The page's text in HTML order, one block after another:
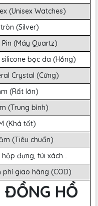
(Unisex Watches)
(Silver)
Pin (Máy Quartz)
bọc da (Hồng)
Crystal (Cứng)
(Rất lớn)
(Trung bình)
(Khá tốt)
(Tiêu chuẩn)
đựng, túi xách...
phí giao hàng (COD)
ĐỒNG HỒ